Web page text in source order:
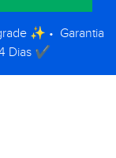
✨ • Garantia
Dias ✔️